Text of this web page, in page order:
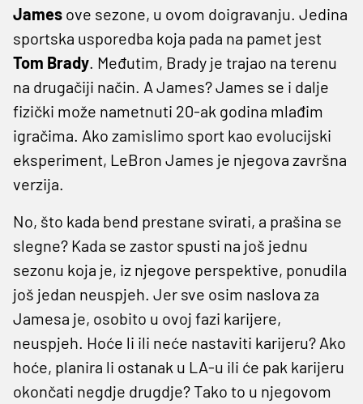
James ove sezone, u ovom doigravanju. Jedina
sportska usporedba koja pada na pamet jest
Tom Brady. Međutim, Brady je trajao na terenu
na drugačiji način. A James? James se i dalje
fizički može nametnuti 20-ak godina mlađim
igračima. Ako zamislimo sport kao evolucijski
eksperiment, LeBron James je njegova završna
verzija.
No, što kada bend prestane svirati, a prašina se
slegne? Kada se zastor spusti na još jednu
sezonu koja je, iz njegove perspektive, ponudila
još jedan neuspjeh. Jer sve osim naslova za
Jamesa je, osobito u ovoj fazi karijere,
neuspjeh. Hoće li ili neće nastaviti karijeru? Ako
hoće, planira li ostanak u LA-u ili će pak karijeru
okončati negdje drugdje? Tako to u njegovom